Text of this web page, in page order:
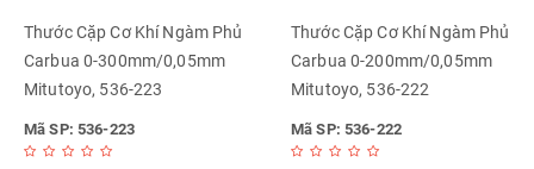
Thước Cặp Cơ Khí Ngàm Phủ
Carbua 0-300mm/0,05mm
Mitutoyo, 536-223
Mã SP: 536-223
Thước Cặp Cơ Khí Ngàm Phủ
Carbua 0-200mm/0,05mm
Mitutoyo, 536-222
Mã SP: 536-222